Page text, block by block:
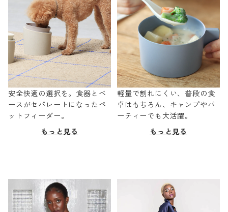
安全快適の選択を。食器とベ
ースがセパレートになったペ
ットフィーダー。
もっと見る
軽量で割れにくい、普段の食
卓はもちろん、キャンプやパ
ーティーでも大活躍。
もっと見る